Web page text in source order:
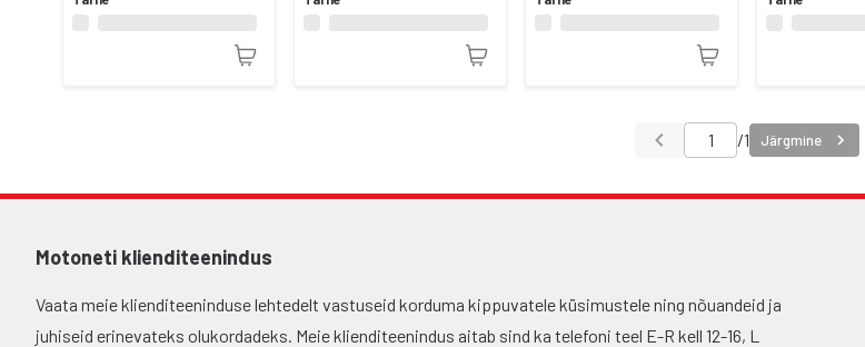
/1 Järgmine
Motoneti klienditeenindus
Vaata meie klienditeeninduse lehtedelt vastuseid korduma kippuvatele küsimustele ning nõuandeid ja
juhiseid erinevateks olukordadeks. Meie klienditeenindus aitab sind ka telefoni teel E-R kell 12-16, L